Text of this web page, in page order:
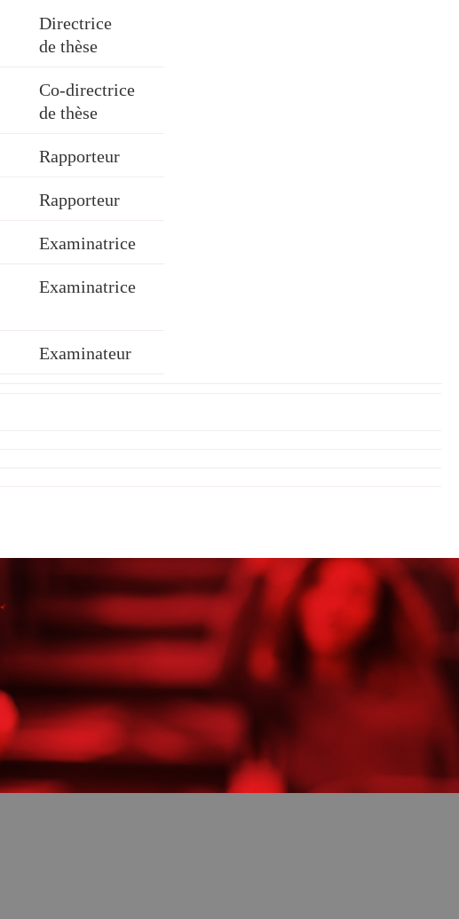
Directrice
de thèse
Co-directrice
de thèse
Rapporteur
Rapporteur
Examinatrice
Examinatrice
Examinateur